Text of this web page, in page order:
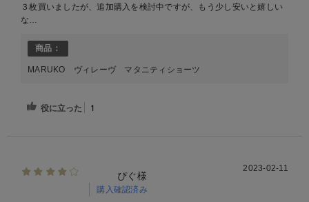
３枚買いましたが、追加購入を検討中ですが、もう少し安いと嬉しい
な…
商品：
MARUKO ヴィレーヴ マタニティショーツ
役に立った 1
ぴぐ様
購入確認済み
2023-02-11